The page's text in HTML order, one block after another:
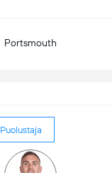
Portsmouth
Puolustaja